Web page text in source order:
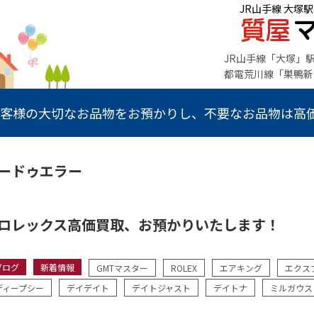
JR山手線 大塚
JR山手線「大塚」
都電荒川線「巣鴨
様の大切なお品物をお預かりし、不要なお品物は高
ドゥエラー
レックス高価買取、お預かりいたします！
ログ 新着情報 GMTマスター ROLEX エアキング エクス
ィープシー
デイデイト デイトジャスト デイトナ ミルガウス